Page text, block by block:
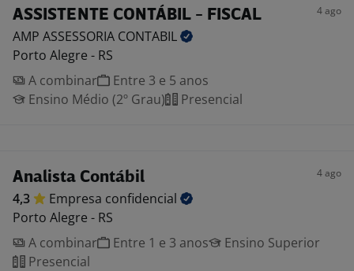
ASSISTENTE CONTÁBIL - FISCAL 4 ago
AMP ASSESSORIA CONTABIL
Porto Alegre - RS
A combinar
Entre 3 e 5 anos
Ensino Médio (2º Grau)
Presencial
Analista Contábil 4 ago
4,3 Empresa confidencial
Porto Alegre - RS
A combinar
Entre 1 e 3 anos
Ensino Superior
Presencial